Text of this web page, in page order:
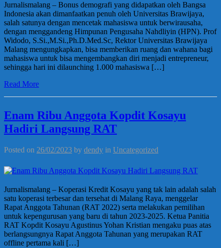
Jurnalismalang – Bonus demografi yang didapatkan oleh Bangsa
Indonesia akan dimanfaatkan penuh oleh Universitas Brawijaya,
salah satunya dengan mencetak mahasiswa untuk berwirausaha,
dengan menggandeng Himpunan Pengusaha Nahdliyin (HPN). Prof
Widodo, S.Si.,M.Si.,Ph.D.Med.Sc, Rektor Universitas Brawijaya
Malang mengungkapkan, bisa memberikan ruang dan wahana bagi
mahasiswa untuk bisa mengembangkan diri menjadi entrepreneur,
sehingga hari ini dilaunching 1.000 mahasiswa […]
Read More
Enam Ribu Anggota Kopdit Kosayu
Hadiri Langsung RAT
Posted on 26/02/2023 by dendy in Uncategorized
Jurnalismalang – Koperasi Kredit Kosayu yang tak lain adalah salah
satu koperasi terbesar dan tersehat di Malang Raya, menggelar
Rapat Anggota Tahunan (RAT 2022) serta melakukan pemilihan
untuk kepengurusan yang baru di tahun 2023-2025. Ketua Panitia
RAT Kopdit Kosayu Agustinus Yohan Kristian mengaku puas atas
berlangsungnya Rapat Anggota Tahunan yang merupakan RAT
offline pertama kali […]